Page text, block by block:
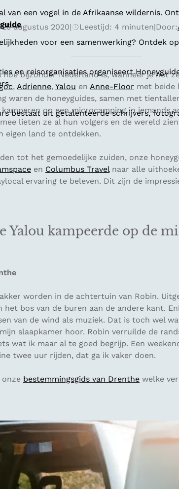
van een vogel in de Afrikaanse wildernis.
voor een samenwerking? Ontdek
en reisorganisaties organiseert
bestaat uit getalenteerde schrijvers,
25 augustus 2020| Leestijd: 4 minuten|Door:
hoe bijzonder Nederland is, wanneer je het
, Adrienne, Yalou en Anne-Floor met beide
waren de honeyguides, samen met
op een microcamping in iemands
lieten ze al hun volgers en de wereld
eigen land te ontdekken.
tot het gemoedelijke zuiden, onze
en Columbus Travelnaar alle
ervaring te beleven. Dit zijn de
Yalou kampeerde op de
worden in de achtertuin van Robin.
het bos van de buren aan de andere kant.
van de wind als muziek. Dat is toch wel
slaapkamer hoor. Robin verruilde de
wat ik maar al te goed begrijp. Een
twee uur rijden, dat ga ik vaker doen.
onze bestemmingsgids van Drenthe welke